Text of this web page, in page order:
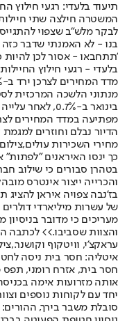
תיעוד בלעדי: רגעי חילוץ
המשטרה חילצה שתי
לבקר מלש"ב שצפוי
בנו - לא האמנתי שדבר
'תתחבאו - אסור לכן להיות
בלעדי - רגעי חילוץ
מדד המחירים לצרכן ירד ב-0.3%, מדד מחירי הדירות בעלייה
מנתוני הלשכה המרכזית
מפתיעה במדד המחירים
הדיור נבלם וחוזרים למגמת
מחירי השכירות
כך ינסו האיראנים "לפתות"
בטהרן סבורים כי שילוב
והכרייה ייצור אינטרס
בז'נבה צפויה איראן
של עשרות מיליארדי
מעריכים כי מדובר
והצוות שסביבו.>> לכתבה
עראקצ'י, וויטקוף
איטליה: חסר בית ניסה
חסר בית, אזרח רומני, תפס
אותה מזרועות אימה
יחד עם לקוחות נוספים
סובלת משבר בירך, ההורים: